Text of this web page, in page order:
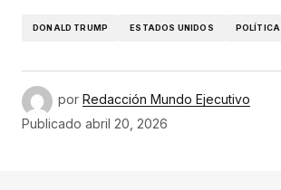
DONALD TRUMP ESTADOS UNIDOS POLÍTICA
por Redacción Mundo Ejecutivo
Publicado abril 20, 2026